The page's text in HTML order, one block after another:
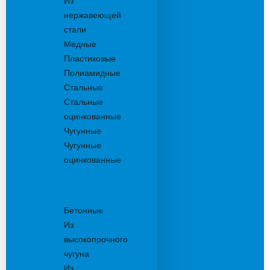
нержавеющей
стали
Медные
Пластиковые
Полиамидные
Стальные
Стальные
оцинкованные
Чугунные
Чугунные
оцинкованные
Бетонные
Из
высокопрочного
чугуна